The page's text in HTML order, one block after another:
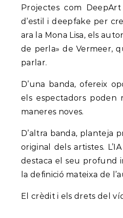
Projectes com
d’estil i deepfake per
ara la Mona Lisa, els
de perla» de Vermeer,
parlar.
D’una banda, ofereix
els espectadors poden
maneres noves.
D’altra banda, planteja
original dels artistes.
destaca el seu profund
la definició mateixa de
El crèdit i els drets del